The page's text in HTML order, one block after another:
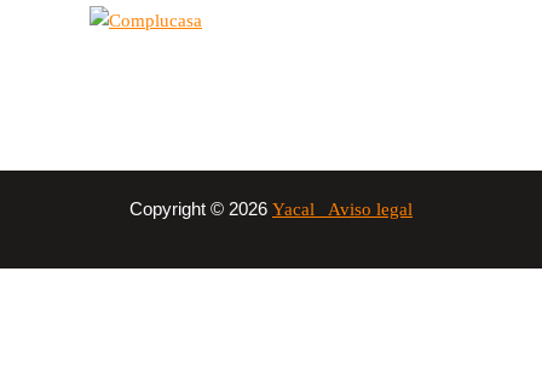
Copyright © 2026 Yacal Aviso legal